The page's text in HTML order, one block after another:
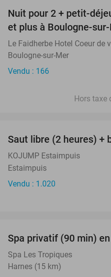
Nuit pour 2 + petit-
et plus à Boulogne-
Le Faidherbe Hotel Coeur de
Boulogne-sur-Mer
Vendu : 166
Hors taxe
Saut libre (2 heures) +
KOJUMP Estaimpuis
Estaimpuis
Vendu : 1.020
Spa privatif (90 min)
Spa Les Tropiques
Harnes (15 km)